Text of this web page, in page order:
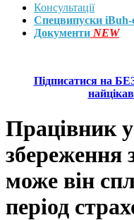
Консультації
Спецвипуски iBuh-
Документи NEW
Підписатися на
Працівник у
збереження
може він
період